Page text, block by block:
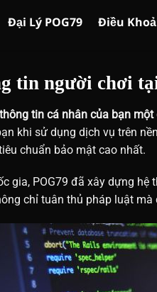
Đại Lý POG79 Điều
tin người chơi
tin cá nhân của bạn
khi sử dụng dịch vụ trên
chuẩn bảo mật cao nhất.
gia, POG79 đã xây dựng
chỉ tuân thủ pháp luật